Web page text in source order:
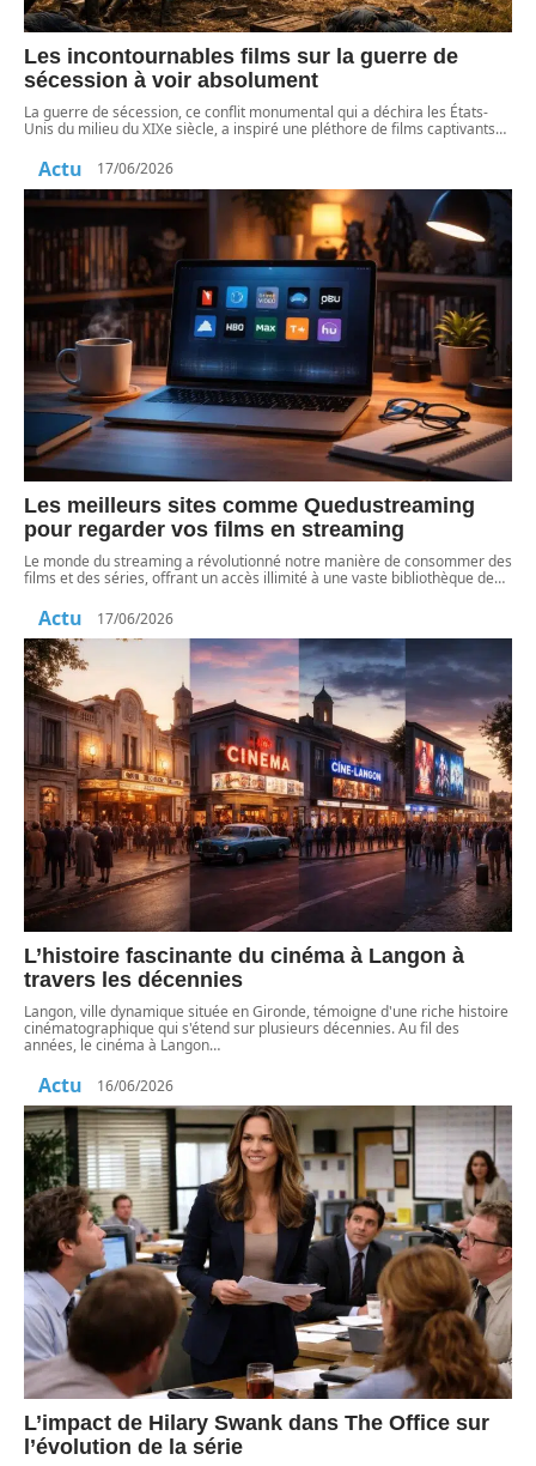
Les incontournables films sur la guerre de
sécession à voir absolument
La guerre de sécession, ce conflit monumental qui a déchira les États-
Unis du milieu du XIXe siècle, a inspiré une pléthore de films captivants…
Actu 17/06/2026
Les meilleurs sites comme Quedustreaming
pour regarder vos films en streaming
Le monde du streaming a révolutionné notre manière de consommer des
films et des séries, offrant un accès illimité à une vaste bibliothèque de…
Actu 17/06/2026
L’histoire fascinante du cinéma à Langon à
travers les décennies
Langon, ville dynamique située en Gironde, témoigne d'une riche histoire
cinématographique qui s'étend sur plusieurs décennies. Au fil des
années, le cinéma à Langon…
Actu 16/06/2026
L’impact de Hilary Swank dans The Office sur
l’évolution de la série